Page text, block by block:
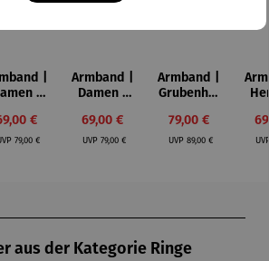
|
|
€
Regulärer Preis:
79,00 €
Armband |
Damen |
Rumfass
Königsbla
Verkaufspreis:
69,00 €
UVPRegulärer Preis:
79,00 €
Armband |
Grubenhol
Welterbe
Zollverein
Verkaufspreis:
79,00 €
UVPRegulärer Preis:
89,00 €
aus der Kategorie Ringe